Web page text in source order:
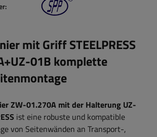
mit Griff STEELPRESS
01B komplette
ZW-01.270A mit der Halterung UZ-
ist eine robuste und kompatible
von Seitenwänden an Transport-,